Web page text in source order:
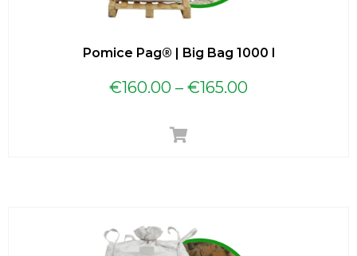
Pomice Pag® | Big Bag 1000 l
€160.00 – €165.00